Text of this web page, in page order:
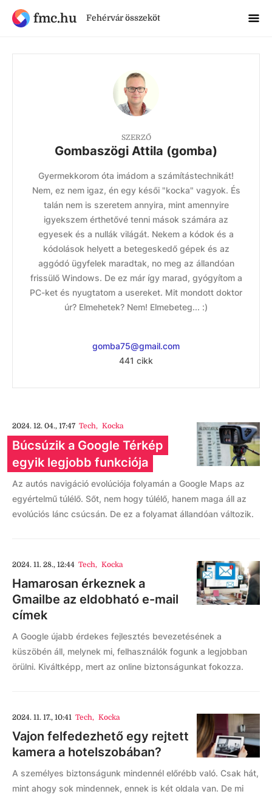
fmc.hu Fehérvár összeköt
SZERZŐ
Gombaszögi Attila (gomba)
Gyermekkorom óta imádom a számítástechnikát!
Nem, ez nem igaz, én egy késői "kocka" vagyok. És
talán nem is szeretem annyira, mint amennyire
igyekszem érthetővé tenni mások számára az
egyesek és a nullák világát. Nekem a kódok és a
kódolások helyett a betegeskedő gépek és az
aggódó ügyfelek maradtak, no meg az állandóan
frissülő Windows. De ez már így marad, gyógyítom a
PC-ket és nyugtatom a usereket. Mit mondott doktor
úr? Elmehetek? Nem! Elmebeteg... :)
gomba75@gmail.com
441 cikk
2024. 12. 04., 17:47 Tech, Kocka
Búcsúzik a Google Térkép
egyik legjobb funkciója
Az autós navigáció evolúciója folyamán a Google Maps az
egyértelmű túlélő. Sőt, nem hogy túlélő, hanem maga áll az
evolúciós lánc csúcsán. De ez a folyamat állandóan változik.
2024. 11. 28., 12:44 Tech, Kocka
Hamarosan érkeznek a
Gmailbe az eldobható e-mail
címek
A Google újabb érdekes fejlesztés bevezetésének a
küszöbén áll, melynek mi, felhasználók fogunk a legjobban
örülni. Kiváltképp, mert az online biztonságunkat fokozza.
2024. 11. 17., 10:41 Tech, Kocka
Vajon felfedezhető egy rejtett
kamera a hotelszobában?
A személyes biztonságunk mindennél előrébb való. Csak hát,
mint ahogy sok mindennek, ennek is két oldala van. De mi